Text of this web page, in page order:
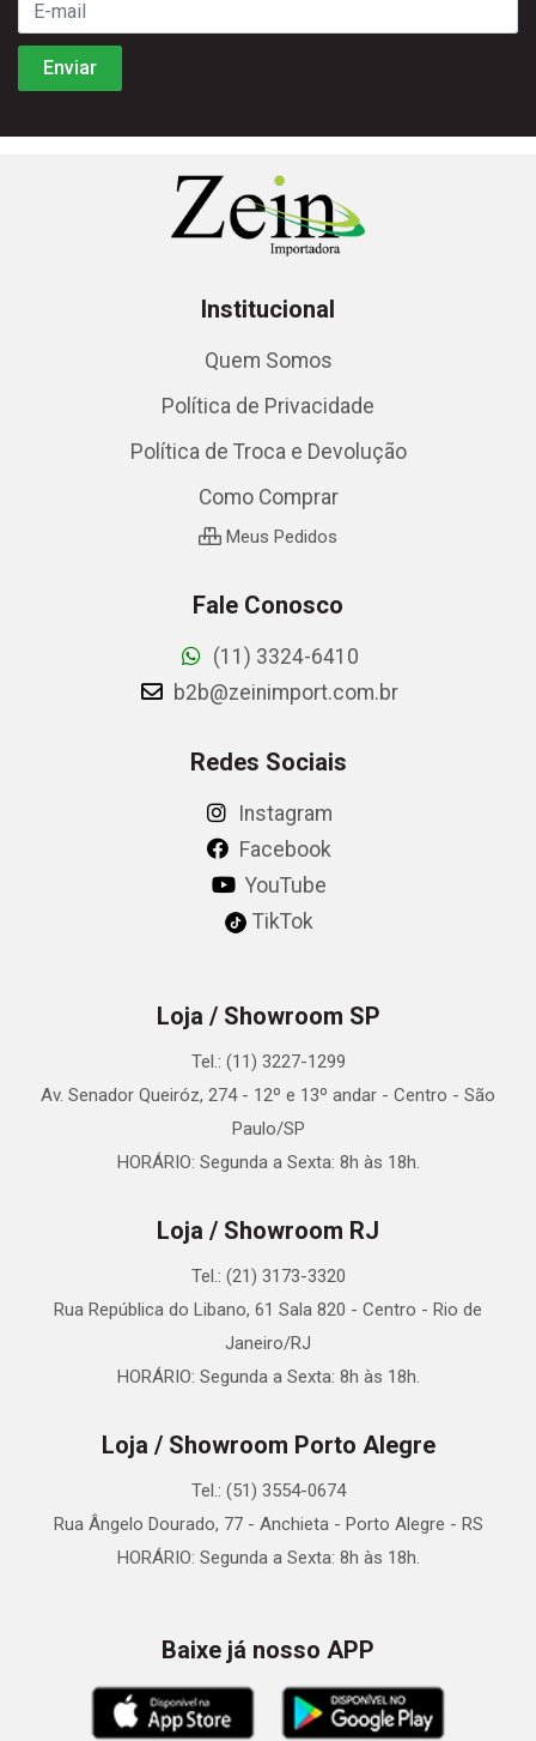
Institucional
Quem Somos
Política de Privacidade
Política de Troca e Devolução
Como Comprar
Meus Pedidos
Fale Conosco
(11) 3324-6410
b2b@zeinimport.com.br
Redes Sociais
Instagram
Facebook
YouTube
TikTok
Loja / Showroom SP
Tel.: (11) 3227-1299
Av. Senador Queiróz, 274 - 12º e 13º andar - Centro - São
Paulo/SP
HORÁRIO: Segunda a Sexta: 8h às 18h.
Loja / Showroom RJ
Tel.: (21) 3173-3320
Rua República do Libano, 61 Sala 820 - Centro - Rio de
Janeiro/RJ
HORÁRIO: Segunda a Sexta: 8h às 18h.
Loja / Showroom Porto Alegre
Tel.: (51) 3554-0674
Rua Ângelo Dourado, 77 - Anchieta - Porto Alegre - RS
HORÁRIO: Segunda a Sexta: 8h às 18h.
Baixe já nosso APP